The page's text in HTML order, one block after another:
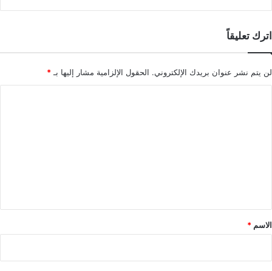
اترك تعليقاً
لن يتم نشر عنوان بريدك الإلكتروني. الحقول الإلزامية مشار إليها بـ*
*
الاسم *